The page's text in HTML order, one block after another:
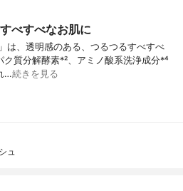
べすべなお肌に
は、透明感のある、つるつるすべすべ
質分解酵素*²、アミノ酸系洗浄成分*⁴
…続きを見る
ュ